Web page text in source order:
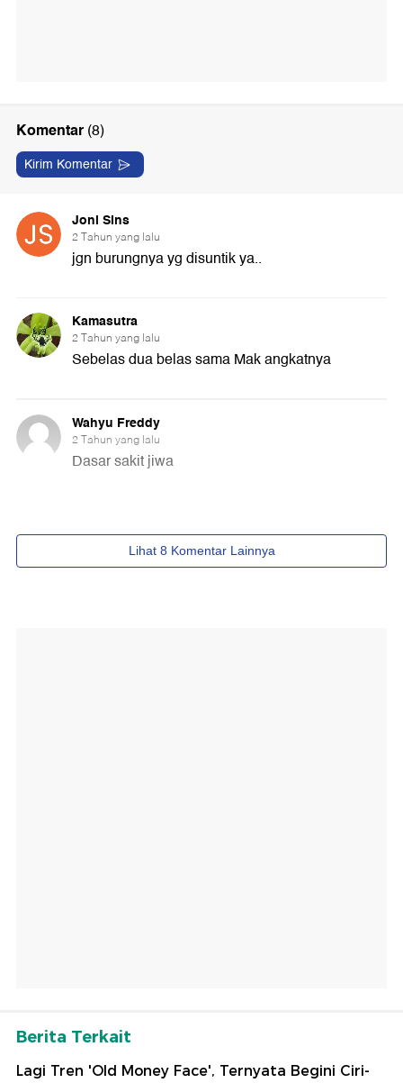
Berita Terkait
Lagi Tren 'Old Money Face', Ternyata Begini Ciri-